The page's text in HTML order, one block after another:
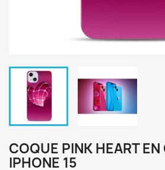
COQUE PINK HEART EN
IPHONE 15